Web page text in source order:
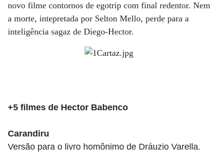
novo filme contornos de egotrip com final redentor. Nem
a morte, intepretada por Selton Mello, perde para a
inteligência sagaz de Diego-Hector.
+5 filmes de Hector Babenco
Carandiru
Versão para o livro homônimo de Dráuzio Varella.